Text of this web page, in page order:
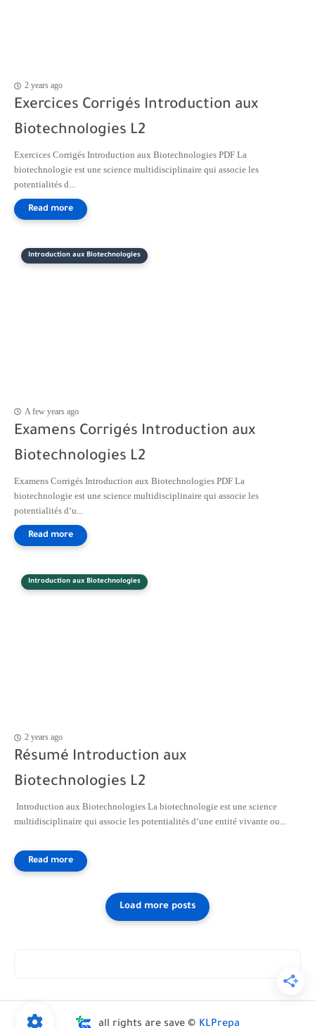
2 years ago
Exercices Corrigés Introduction aux
Biotechnologies L2
Exercices Corrigés Introduction aux Biotechnologies PDF La
biotechnologie est une science multidisciplinaire qui associe les
potentialités d...
Introduction aux Biotechnologies
A few years ago
Examens Corrigés Introduction aux
Biotechnologies L2
Examens Corrigés Introduction aux Biotechnologies PDF La
biotechnologie est une science multidisciplinaire qui associe les
potentialités d‘u...
Introduction aux Biotechnologies
2 years ago
Résumé Introduction aux
Biotechnologies L2
Introduction aux Biotechnologies La biotechnologie est une science
multidisciplinaire qui associe les potentialités d‘une entité vivante ou...
all rights are save © KLPrepa